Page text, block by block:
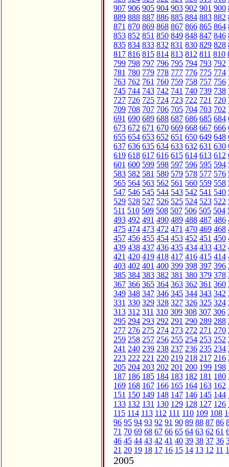
907 906 905 904 903 902 901 900
889 888 887 886 885 884 883 882
871 870 869 868 867 866 865 864
853 852 851 850 849 848 847 846
835 834 833 832 831 830 829 828
817 816 815 814 813 812 811 810
799 798 797 796 795 794 793 792
781 780 779 778 777 776 775 774
763 762 761 760 759 758 757 756
745 744 743 742 741 740 739 738
727 726 725 724 723 722 721 720
709 708 707 706 705 704 703 702
691 690 689 688 687 686 685 684
673 672 671 670 669 668 667 666
655 654 653 652 651 650 649 648
637 636 635 634 633 632 631 630
619 618 617 616 615 614 613 612
601 600 599 598 597 596 595 594
583 582 581 580 579 578 577 576
565 564 563 562 561 560 559 558
547 546 545 544 543 542 541 540
529 528 527 526 525 524 523 522
511 510 509 508 507 506 505 504
493 492 491 490 489 488 487 486
475 474 473 472 471 470 469 468
457 456 455 454 453 452 451 450
439 438 437 436 435 434 433 432
421 420 419 418 417 416 415 414
403 402 401 400 399 398 397 396
385 384 383 382 381 380 379 378
367 366 365 364 363 362 361 360
349 348 347 346 345 344 343 342
331 330 329 328 327 326 325 324
313 312 311 310 309 308 307 306
295 294 293 292 291 290 289 288
277 276 275 274 273 272 271 270
259 258 257 256 255 254 253 252
241 240 239 238 237 236 235 234
223 222 221 220 219 218 217 216
205 204 203 202 201 200 199 198
187 186 185 184 183 182 181 180
169 168 167 166 165 164 163 162
151 150 149 148 147 146 145 144
133 132 131 130 129 128 127 126
115 114 113 112 111 110 109 108
96 95 94 93 92 91 90 89 88 87 86
71 70 69 68 67 66 65 64 63 62 61
46 45 44 43 42 41 40 39 38 37 36
21 20 19 18 17 16 15 14 13 12 11
2005